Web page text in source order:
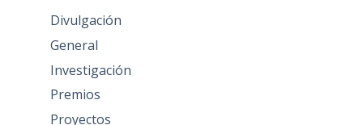
Divulgación
General
Investigación
Premios
Proyectos